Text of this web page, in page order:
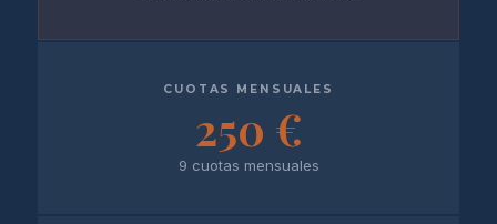
CUOTAS MENSUALES
250 €
9 cuotas mensuales